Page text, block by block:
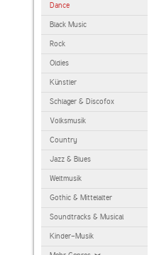
Dance
Black Music
Rock
Oldies
Künstler
Schlager & Discofox
Volksmusik
Country
Jazz & Blues
Weltmusik
Gothic & Mittelalter
Soundtracks & Musical
Kinder-Musik